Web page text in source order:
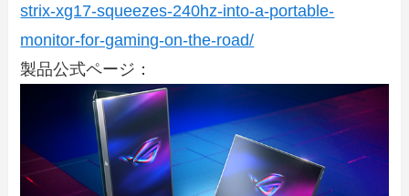
strix-xg17-squeezes-240hz-into-a-portable-
monitor-for-gaming-on-the-road/
製品公式ページ：